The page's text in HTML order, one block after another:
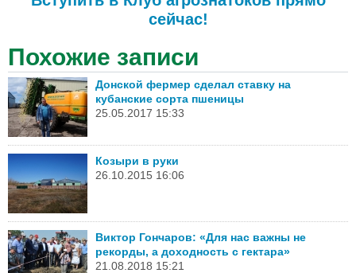
сейчас!
Похожие записи
Донской фермер сделал ставку на
кубанские сорта пшеницы
25.05.2017 15:33
Козыри в руки
26.10.2015 16:06
Виктор Гончаров: «Для нас важны не
рекорды, а доходность с гектара»
21.08.2018 15:21